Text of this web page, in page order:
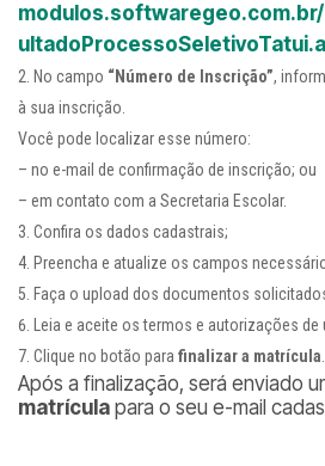
modulos.softwaregeo.com.br/
No campo “Número de Inscrição”,
à sua inscrição.
Você pode localizar esse número:
– no e-mail de confirmação de inscrição; ou
– em contato com a Secretaria Escolar.
Confira os dados cadastrais;
Preencha e atualize os campos
Faça o upload dos documentos
Leia e aceite os termos e autorizações
Clique no botão para finalizar a matrícula
Após a finalização, será enviado
matrícula para o seu e-mail